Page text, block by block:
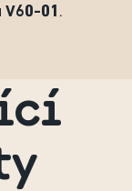
V60-01 .